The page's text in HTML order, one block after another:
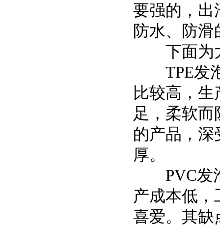
要强的，出
防水、防滑
下面为大
TPE发泡
比较高，
足，柔软
的产品，深
厚。
PVC发泡
产成本低
喜爱。其缺